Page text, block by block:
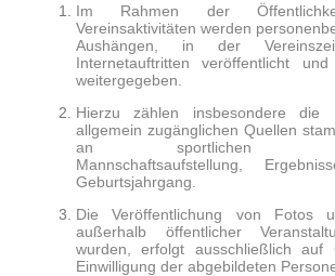
Im Rahmen der
Vereinsaktivitäten werden
Aushängen, in der
Internetauftritten veröffentlicht
weitergegeben.
Hierzu zählen insbesondere
allgemein zugänglichen Quellen
an sportlichen
Mannschaftsaufstellung,
Geburtsjahrgang.
Die Veröffentlichung von Fotos
außerhalb öffentlicher
wurden, erfolgt ausschließlich auf
Einwilligung der abgebildeten